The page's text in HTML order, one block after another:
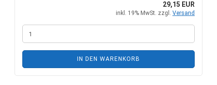
29,15 EUR
inkl. 19% MwSt. zzgl. Versand
IN DEN WARENKORB